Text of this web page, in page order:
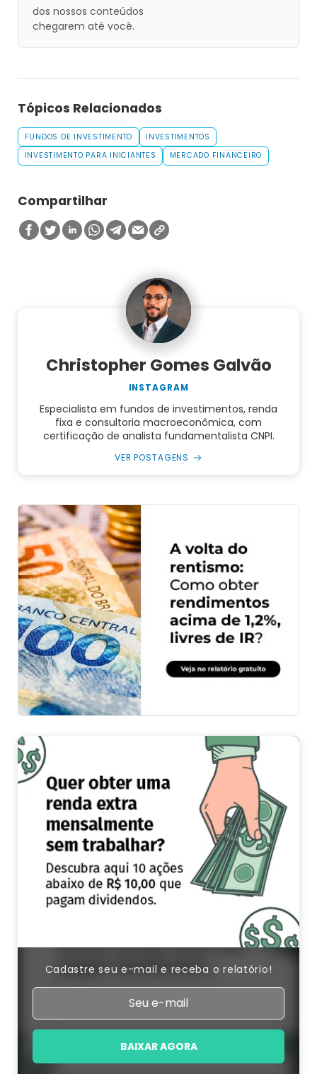
dos nossos conteúdos
chegarem até você.
Tópicos Relacionados
FUNDOS DE INVESTIMENTO
INVESTIMENTOS
INVESTIMENTO PARA INICIANTES
MERCADO FINANCEIRO
Compartilhar
Christopher Gomes Galvão
INSTAGRAM
Especialista em fundos de investimentos, renda
fixa e consultoria macroeconômica, com
certificação de analista fundamentalista CNPI.
VER POSTAGENS
Cadastre seu e-mail e receba o relatório!
BAIXAR AGORA